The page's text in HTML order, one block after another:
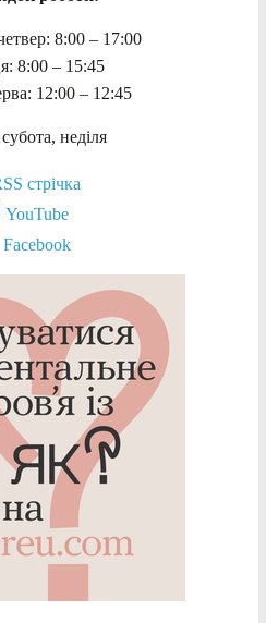
8:00 – 17:00
8:00 – 15:45
12:00 – 12:45
неділя
стрічка
YouTube
Facebook